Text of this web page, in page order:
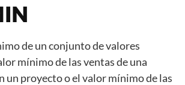
de un conjunto de valores
mínimo de las ventas de una
un proyecto o el valor mínimo de las